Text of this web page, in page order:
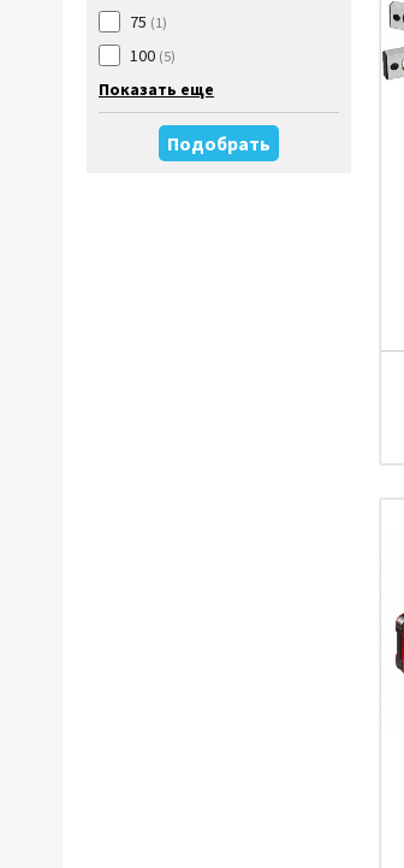
75 (1)
100 (5)
Показать еще
Подобрать